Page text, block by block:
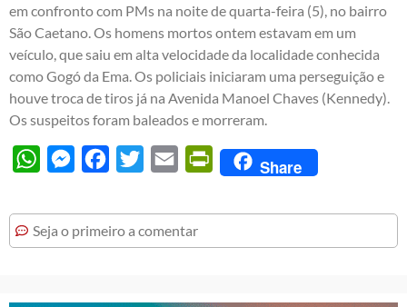
em confronto com PMs na noite de quarta-feira (5), no bairro
São Caetano. Os homens mortos ontem estavam em um
veículo, que saiu em alta velocidade da localidade conhecida
como Gogó da Ema. Os policiais iniciaram uma perseguição e
houve troca de tiros já na Avenida Manoel Chaves (Kennedy).
Os suspeitos foram baleados e morreram.
WhatsAppMessengerFacebook
Twitter Email PrintFriendly
Share
Seja o primeiro a comentar